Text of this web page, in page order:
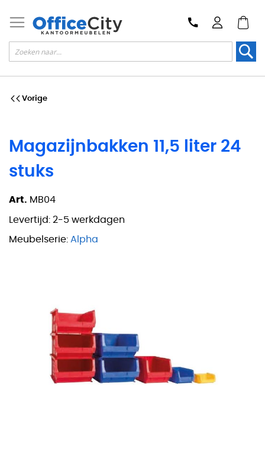
Magazijnbakken 11,5 liter 24
stuks
Art. MB04
Levertijd: 2-5 werkdagen
Meubelserie: Alpha
Vorige